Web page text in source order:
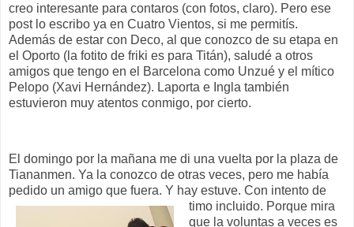
creo interesante para contaros (con fotos, claro). Pero ese
post lo escribo ya en Cuatro Vientos, si me permitís.
Además de estar con Deco, al que conozco de su etapa en
el Oporto (la fotito de friki es para Titán), saludé a otros
amigos que tengo en el Barcelona como Unzué y el mítico
Pelopo (Xavi Hernández). Laporta e Ingla también
estuvieron muy atentos conmigo, por cierto.
El domingo por la mañana me di una vuelta por la plaza de
Tiananmen. Ya la conozco de otras veces, pero me había
pedido un amigo que fuera. Y hay estuve. Con intento de
timo incluido. Porque mira
que la voluntas a veces es